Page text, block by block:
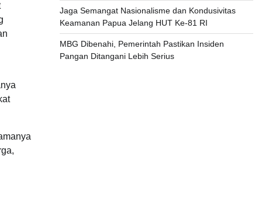
Jaga Semangat Nasionalisme dan Kondusivitas
Keamanan Papua Jelang HUT Ke-81 RI
MBG Dibenahi, Pemerintah Pastikan Insiden
Pangan Ditangani Lebih Serius